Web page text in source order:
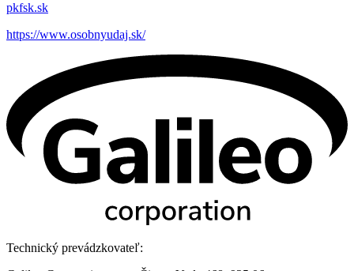
pkfsk.sk
https://www.osobnyudaj.sk/
Technický prevádzkovateľ: